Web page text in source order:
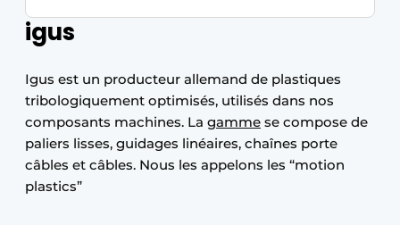
igus
Igus est un producteur allemand de plastiques
tribologiquement optimisés, utilisés dans nos
composants machines. La gamme se compose de
paliers lisses, guidages linéaires, chaînes porte
câbles et câbles. Nous les appelons les “motion
plastics”